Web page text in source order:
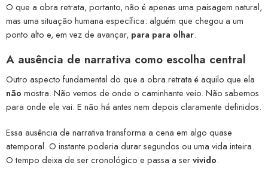
O que a obra retrata, portanto, não é apenas uma paisagem natural,
mas uma situação humana específica: alguém que chegou a um
ponto alto e, em vez de avançar, para para olhar.
A ausência de narrativa como escolha central
Outro aspecto fundamental do que a obra retrata é aquilo que ela
não mostra. Não vemos de onde o caminhante veio. Não sabemos
para onde ele vai. E não há antes nem depois claramente definidos.
Essa ausência de narrativa transforma a cena em algo quase
atemporal. O instante poderia durar segundos ou uma vida inteira.
O tempo deixa de ser cronológico e passa a servivido.